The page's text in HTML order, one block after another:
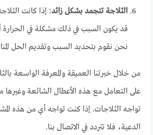
الثلاجة تتجمد بشكل زائد: إذا كانت
قد يكون السبب في ذلك مشكلة في الحرارة
نحن نقوم بتحديد السبب وتقديم الحل
من خلال خبرتنا العميقة والمعرفة الواسعة
على التعامل مع هذه الأعطال الشائعة وغيرها
تواجه الثلاجات. إذا كنت تواجه أي من هذه
الدعية، فلا تتردد في الاتصال بنا.